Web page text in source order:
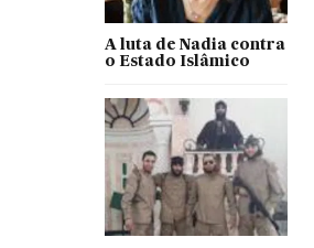
A luta de Nadia contra
o Estado Islâmico